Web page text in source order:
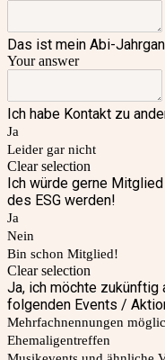
Das ist mein Abi-
Your answer
Ich habe Kontakt zu
Ja
Leider gar nicht
Clear selection
Ich würde gerne
des ESG werden!
Ja
Nein
Bin schon Mitglied!
Clear selection
Ja, ich möchte zukünftig
folgenden Events /
Mehrfachnennungen
Ehemaligentreffen